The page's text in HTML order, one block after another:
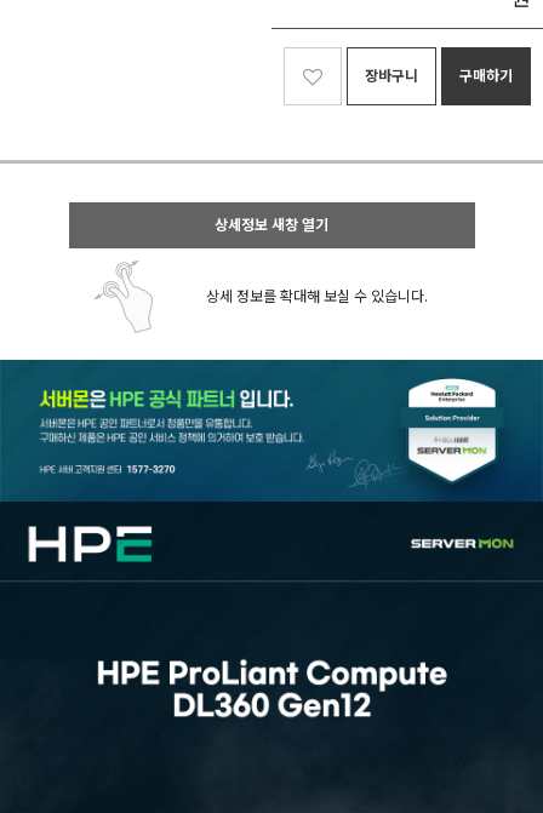
장바구니 구매하기
상세정보 새창 열기
상세 정보를 확대해 보실 수 있습니다.